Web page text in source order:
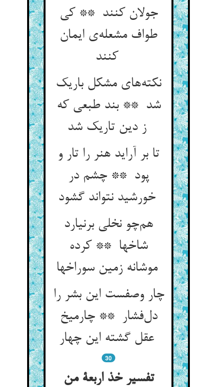
جولان کنند ** کی
طواف مشعله‌ی ایمان
کنند
نکته‌های مشکل باریک
شد ** بند طبعی که
ز دین تاریک شد
تا بر آراید هنر را تار و
پود ** چشم در
خورشید نتواند گشود
هم‌چو نخلی برنیارد
شاخها ** کرده
موشانه زمین سوراخها
چار وصفست این بشر را
دل‌فشار ** چارمیخ
30
تفسیر خذ اربعة من